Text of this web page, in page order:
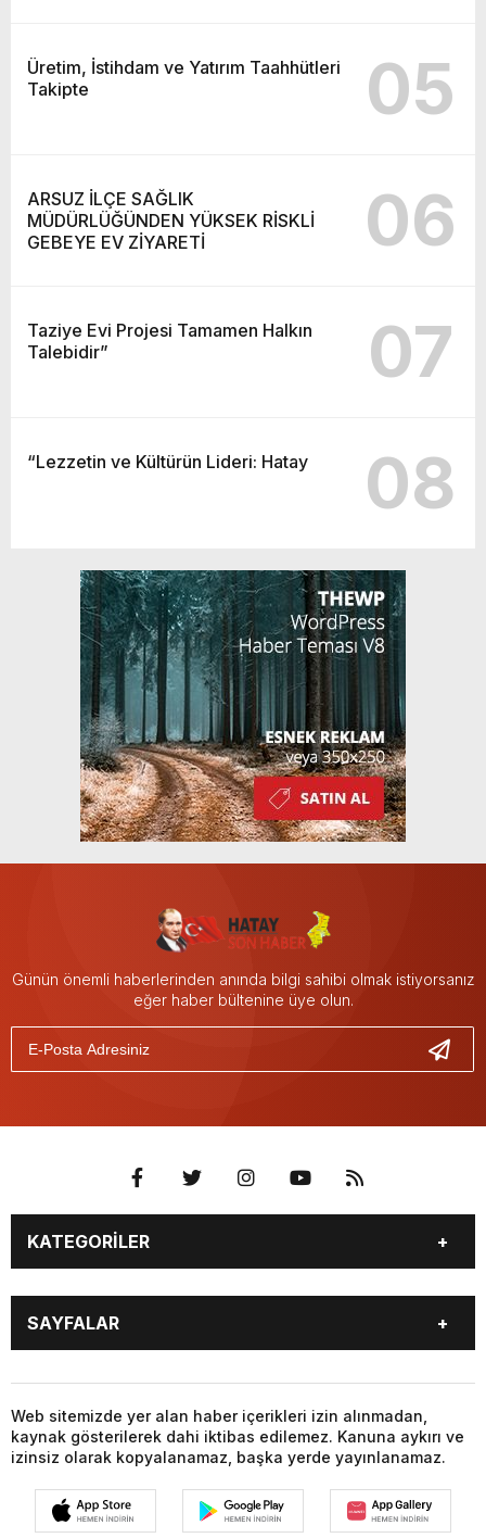
Üretim, İstihdam ve Yatırım Taahhütleri
Takipte
05
ARSUZ İLÇE SAĞLIK
MÜDÜRLÜĞÜNDEN YÜKSEK RİSKLİ
GEBEYE EV ZİYARETİ
06
Taziye Evi Projesi Tamamen Halkın
Talebidir”
07
“Lezzetin ve Kültürün Lideri: Hatay 08
Günün önemli haberlerinden anında bilgi sahibi olmak istiyorsanız
eğer haber bültenine üye olun.
KATEGORİLER
GÜNDEM
DÜNYA
SİYASET
SPOR
MAGAZİN
SAĞLIK
EĞİTİM
YAŞAM
TEKNOLOJİ
KÜLTÜR SANAT
BİYOGRAFİLER
FOTO GALERİ
VİDEO GALERİ
SAYFALAR
CANLI SONUÇLAR
CANLI TV
FİKSTÜR
FİRMA EKLE
FİRMA REHBERİ
GAZETELER
HABER GÖNDER
HAVA DURUMU
HİSSELER
GİRİŞ YAP
Web sitemizde yer alan haber içerikleri izin alınmadan,
kaynak gösterilerek dahi iktibas edilemez. Kanuna aykırı ve
izinsiz olarak kopyalanamaz, başka yerde yayınlanamaz.